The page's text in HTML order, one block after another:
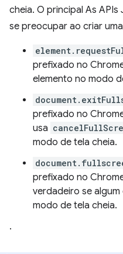
cheia. O principal As APIs
se preocupar ao criar
prefixado no
elemento no modo
prefixado no
usa
modo de tela cheia.
prefixado no
verdadeiro se
modo de tela cheia.
.